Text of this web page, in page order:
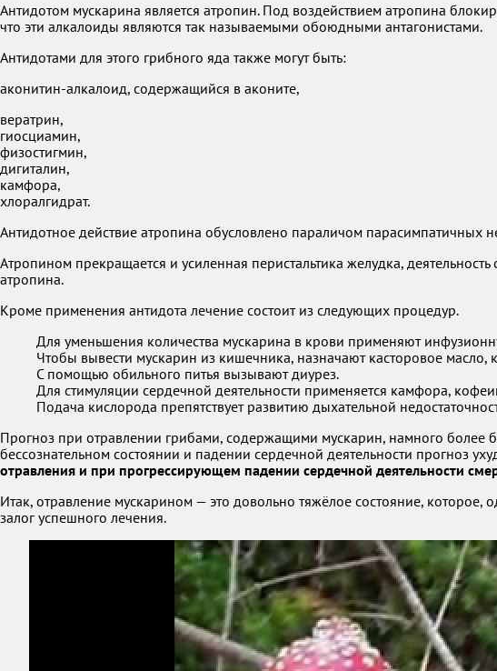
Антидотом мускарина является атропин. Под воздействием атропина
что эти алкалоиды являются так называемыми обоюдными антагонистами.
Антидотами для этого грибного яда также могут быть:
аконитин-алкалоид, содержащийся в аконите,
вератрин,
гиосциамин,
физостигмин,
дигиталин,
камфора,
хлоралгидрат.
Антидотное действие атропина обусловлено параличом парасимпатичных
Атропином прекращается и усиленная перистальтика желудка,
атропина.
Кроме применения антидота лечение состоит из следующих процедур.
Для уменьшения количества мускарина в крови применяют
Чтобы вывести мускарин из кишечника, назначают касторовое масло,
С помощью обильного питья вызывают диурез.
Для стимуляции сердечной деятельности применяется камфора,
Подача кислорода препятствует развитию дыхательной
Прогноз при отравлении грибами, содержащими мускарин, намного
бессознательном состоянии и падении сердечной деятельности прогноз
отравления и при прогрессирующем падении сердечной деятельности
Итак, отравление мускарином — это довольно тяжёлое состояние,
залог успешного лечения.